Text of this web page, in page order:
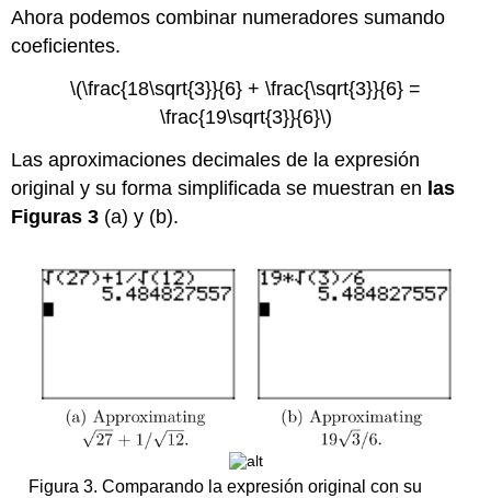
Ahora podemos combinar numeradores sumando
coeficientes.
\(\frac{18\sqrt{3}}{6} + \frac{\sqrt{3}}{6} =
\frac{19\sqrt{3}}{6}\)
Las aproximaciones decimales de la expresión
original y su forma simplificada se muestran en las
Figuras 3 (a) y (b).
Figura 3. Comparando la expresión original con su